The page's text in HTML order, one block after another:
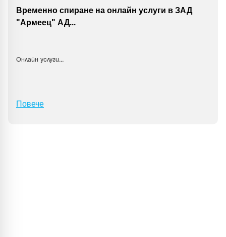
Временно спиране на онлайн услуги в ЗАД
"Армеец" АД...
Онлайн услуги...
Повече